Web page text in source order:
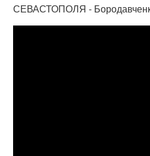
СЕВАСТОПОЛЯ -